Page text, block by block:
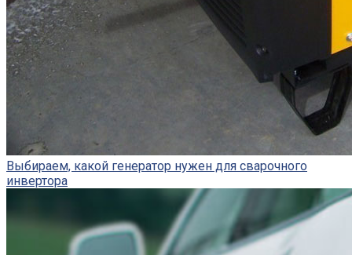
Выбираем, какой генератор нужен для сварочного
инвертора